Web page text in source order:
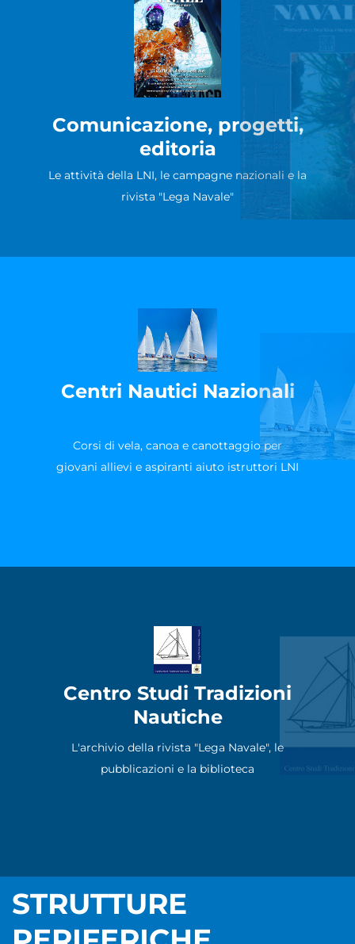
Comunicazione, progetti,
editoria
Le attività della LNI, le campagne nazionali e la
rivista "Lega Navale"
Centri Nautici Nazionali
Corsi di vela, canoa e canottaggio per
giovani allievi e aspiranti aiuto istruttori LNI
Centro Studi Tradizioni
Nautiche
L'archivio della rivista "Lega Navale", le
pubblicazioni e la biblioteca
STRUTTURE